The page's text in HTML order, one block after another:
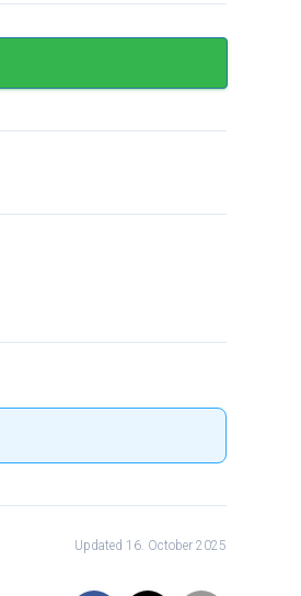
Updated 16. October 2025